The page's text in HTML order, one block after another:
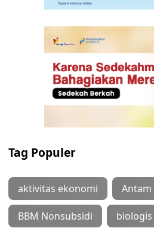
Tag Populer
aktivitas ekonomi Antam
BBM Nonsubsidi biologis